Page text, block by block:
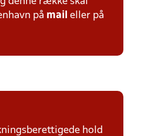
på mail eller på
hold